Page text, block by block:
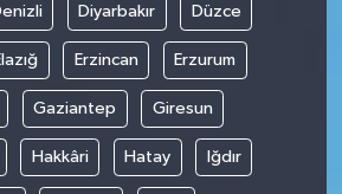
Diyarbakır Düzce
Erzincan Erzurum
Gaziantep Giresun
Hakkâri Hatay Iğdır